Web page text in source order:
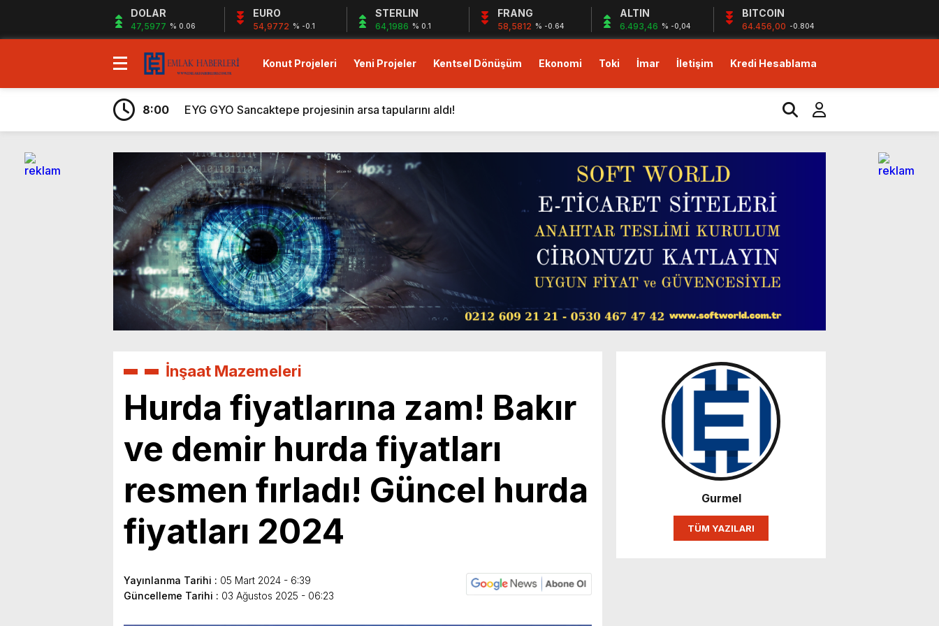
DOLAR
47,5977 % 0.06
EURO
54,9772 % -0.1
STERLIN
64,1986 % 0.1
FRANG
58,5812 % -0.64
ALTIN
6.493,46 % -0,04
BITCOIN
64.456,00 -0.804
Konut Projeleri Yeni Projeler Kentsel Dönüşüm Ekonomi Toki İmar İletişim Kredi Hesablama
7:43
Ege Yapı Ormanyaka’da 2023 fiyatlarıyla 48 ay vade imkanı!
19:29
Gazze`ye Yardım Kampanyası Soft World ile Karın yüzde 25’i Gazzeye Bağışlıyoruz Sizlerin desteği ile…
8:00
EYG GYO Sancaktepe projesinin arsa tapularını aldı!
7:56
Kiler GYO Halkalı projesi resmen başlıyor! ÖİB arazisine 223 konutluk yeni proje geliyor!
6:59
Sagist Group’tan 140 milyon dolarlık yeni proje! Bingazi’ye otel ve 12 villa geliyor!
6:57
Shelton Bodrum projesi satışa çıktı! Yeni proje!
6:32
Sur Tatil Evleri Antalya’da Mart 2024 kampanyası başladı: Yüzde 10+yüzde 15 indirim!
6:29
Ayvalık’ta peşin ödemelerde yüzde 5 indirim avantajı!
6:26
Hayat City Mahmutbey’de sıfır faiz 18 ay vade fırsatı! Hemen oturuma hazır daireler!
7:48
Rams Denizkent Bayramoğlu Gebze projesinde peşin ödemelerde yüzde 25’e varan indirim fırsatı!
7:43
Ege Yapı Ormanyaka’da 2023 fiyatlarıyla 48 ay vade imkanı!
19:29
Gazze`ye Yardım Kampanyası Soft World ile Karın yüzde 25’i Gazzeye Bağışlıyoruz Sizlerin desteği ile…
Gurmel
TÜM YAZILARI
İnşaat Mazemeleri
Hurda fiyatlarına zam! Bakır
ve demir hurda fiyatları
resmen fırladı! Güncel hurda
fiyatları 2024
Yayınlanma Tarihi : 05 Mart 2024 - 6:39
Güncelleme Tarihi : 03 Ağustos 2025 - 06:23